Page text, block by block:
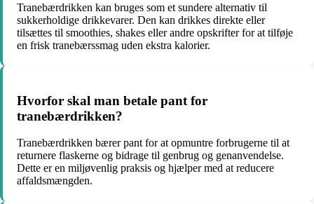
Tranebærdrikken kan bruges som et sundere alternativ til
sukkerholdige drikkevarer. Den kan drikkes direkte eller
tilsættes til smoothies, shakes eller andre opskrifter for at tilføje
en frisk tranebærssmag uden ekstra kalorier.
Hvorfor skal man betale pant for
tranebærdrikken?
Tranebærdrikken bærer pant for at opmuntre forbrugerne til at
returnere flaskerne og bidrage til genbrug og genanvendelse.
Dette er en miljøvenlig praksis og hjælper med at reducere
affaldsmængden.